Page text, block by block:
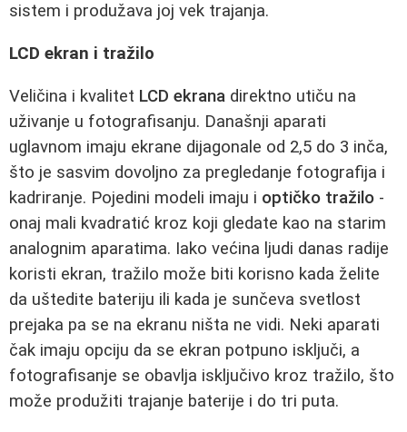
sistem i produžava joj vek trajanja.
LCD ekran i tražilo
Veličina i kvalitet LCD ekrana direktno utiču na
uživanje u fotografisanju. Današnji aparati
uglavnom imaju ekrane dijagonale od 2,5 do 3 inča,
što je sasvim dovoljno za pregledanje fotografija i
kadriranje. Pojedini modeli imaju i optičko tražilo -
onaj mali kvadratić kroz koji gledate kao na starim
analognim aparatima. Iako većina ljudi danas radije
koristi ekran, tražilo može biti korisno kada želite
da uštedite bateriju ili kada je sunčeva svetlost
prejaka pa se na ekranu ništa ne vidi. Neki aparati
čak imaju opciju da se ekran potpuno isključi, a
fotografisanje se obavlja isključivo kroz tražilo, što
može produžiti trajanje baterije i do tri puta.